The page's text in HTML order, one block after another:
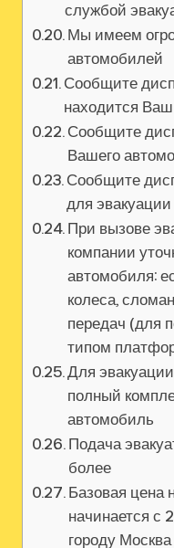
службой
Мы имеем
автомобилей
Сообщите
находится
Сообщите
Вашего
Сообщите
для эвакуации
При вызове
компании
автомобиля:
колеса,
передач (для
типом
Для
полный
автомобиль
Подача
более
Базовая цена
начинается с
городу